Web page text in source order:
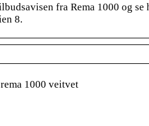
fra Rema 1000 og
8.
1000 veitvet